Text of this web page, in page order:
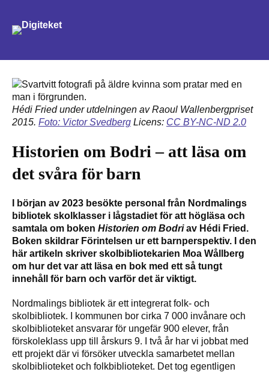
Hédi Fried under utdelningen av Raoul Wallenbergpriset
2015. Foto: Victor Svedberg Licens: CC BY-NC-ND 2.0
Historien om Bodri – att läsa om
det svåra för barn
I början av 2023 besökte personal från Nordmalings
bibliotek skolklasser i lågstadiet för att högläsa och
samtala om boken Historien om Bodriav Hédi Fried.
Boken skildrar Förintelsen ur ett barnperspektiv. I den
här artikeln skriver skolbibliotekarien Moa Wållberg
om hur det var att läsa en bok med ett så tungt
innehåll för barn och varför det är viktigt.
Nordmalings bibliotek är ett integrerat folk- och
skolbibliotek. I kommunen bor cirka 7 000 invånare och
skolbiblioteket ansvarar för ungefär 900 elever, från
förskoleklass upp till årskurs 9. I två år har vi jobbat med
ett projekt där vi försöker utveckla samarbetet mellan
skolbiblioteket och folkbiblioteket. Det tog egentligen